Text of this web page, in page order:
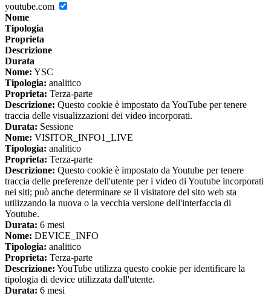
youtube.com
Nome
Tipologia
Proprieta
Descrizione
Durata
Nome: YSC
Tipologia: analitico
Proprieta: Terza-parte
Descrizione: Questo cookie è impostato da YouTube per tenere
traccia delle visualizzazioni dei video incorporati.
Durata: Sessione
Nome: VISITOR_INFO1_LIVE
Tipologia: analitico
Proprieta: Terza-parte
Descrizione: Questo cookie è impostato da Youtube per tenere
traccia delle preferenze dell'utente per i video di Youtube incorporati
nei siti; può anche determinare se il visitatore del sito web sta
utilizzando la nuova o la vecchia versione dell'interfaccia di
Youtube.
Durata: 6 mesi
Nome: DEVICE_INFO
Tipologia: analitico
Proprieta: Terza-parte
Descrizione: YouTube utilizza questo cookie per identificare la
tipologia di device utilizzata dall'utente.
Durata: 6 mesi